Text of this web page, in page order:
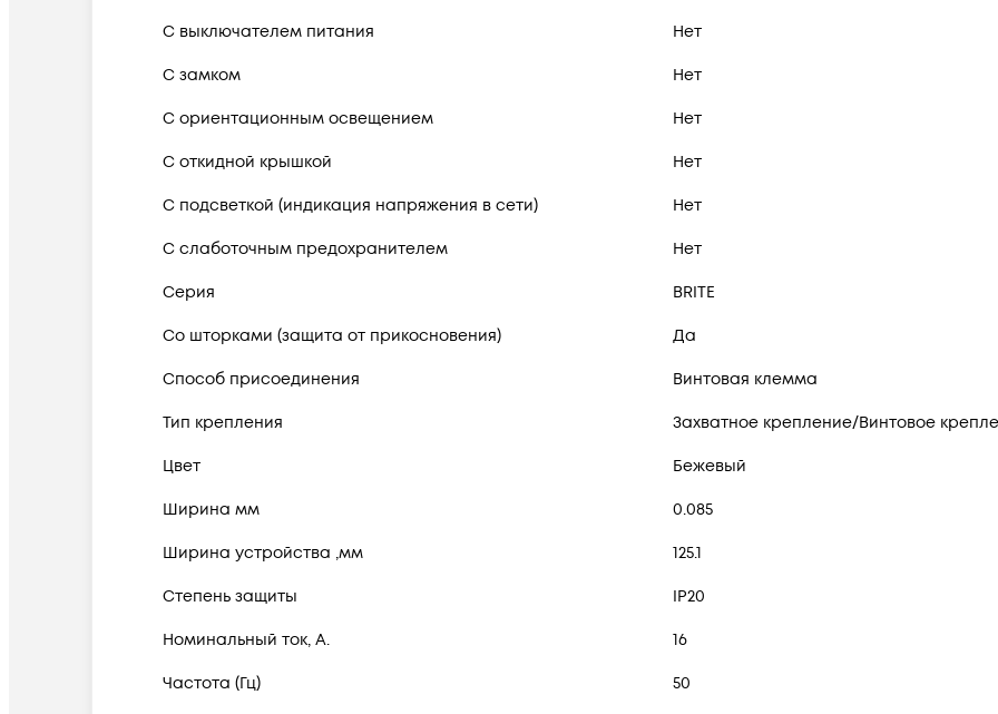
С выключателем питания Нет
С замком Нет
С ориентационным освещением Нет
С откидной крышкой Нет
С подсветкой (индикация напряжения в сети) Нет
С слаботочным предохранителем Нет
Серия BRITE
Со шторками (защита от прикосновения) Да
Способ присоединения Винтовая клемма
Тип крепления Захватное крепление/Винтовое
Цвет Бежевый
Ширина мм 0.085
Ширина устройства ,мм 125.1
Степень защиты IP20
Номинальный ток, А. 16
Частота (Гц) 50